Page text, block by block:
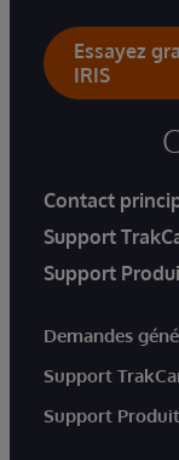
Essayez
IRIS
Contact
Support
Support
Demandes
Support
Support